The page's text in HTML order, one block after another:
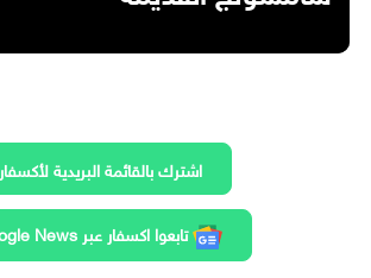
اشترك بالقائمة البريدية لأكسفار
تابعوا اكسفار عبر google News